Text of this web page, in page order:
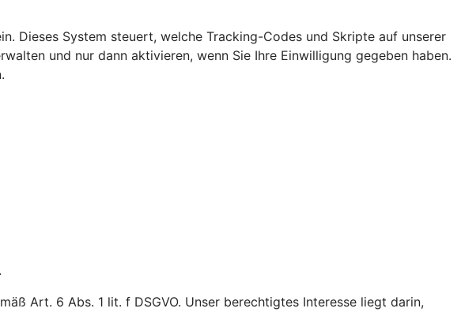
Dieses System steuert, welche Tracking-Codes und Skripte auf unserer
und nur dann aktivieren, wenn Sie Ihre Einwilligung gegeben haben.
Art. 6 Abs. 1 lit. f DSGVO. Unser berechtigtes Interesse liegt darin,